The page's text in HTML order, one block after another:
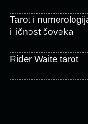
Tarot i
i ličnost čoveka
Rider Waite tarot